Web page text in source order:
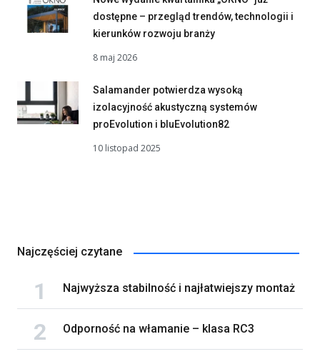
dostępne – przegląd trendów, technologii i
kierunków rozwoju branży
8 maj 2026
Salamander potwierdza wysoką
izolacyjność akustyczną systemów
proEvolution i bluEvolution82
10 listopad 2025
Najczęściej czytane
Najwyższa stabilność i najłatwiejszy montaż
Odporność na włamanie – klasa RC3